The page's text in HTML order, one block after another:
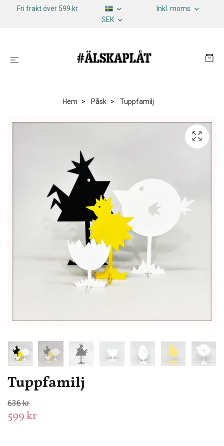
Fri frakt över 599 kr
Inkl. moms
SEK
Hem Påsk Tuppfamilj
Tuppfamilj
636 kr
599 kr